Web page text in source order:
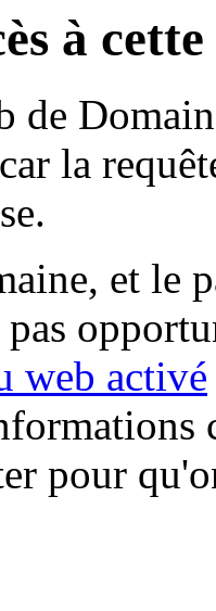
à
de
la
et le
web activé
pour